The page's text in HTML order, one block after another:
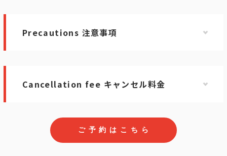
Precautions 注意事項
Cancellation fee キャンセル料金
ご 予 約 は こ ち ら